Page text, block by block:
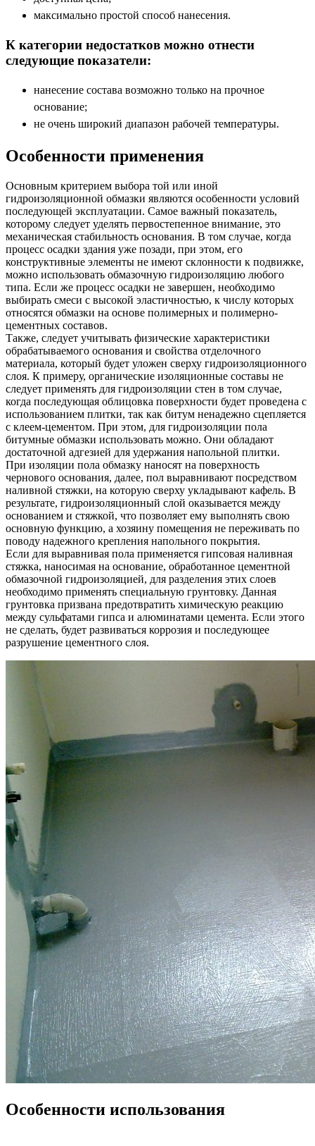
максимально простой способ нанесения.
К категории недостатков можно отнести
следующие показатели:
нанесение состава возможно только на прочное
основание;
не очень широкий диапазон рабочей температуры.
Особенности применения
Основным критерием выбора той или иной
гидроизоляционной обмазки являются особенности условий
последующей эксплуатации. Самое важный показатель,
которому следует уделять первостепенное внимание, это
механическая стабильность основания. В том случае, когда
процесс осадки здания уже позади, при этом, его
конструктивные элементы не имеют склонности к подвижке,
можно использовать обмазочную гидроизоляцию любого
типа. Если же процесс осадки не завершен, необходимо
выбирать смеси с высокой эластичностью, к числу которых
относятся обмазки на основе полимерных и полимерно-
цементных составов.
Также, следует учитывать физические характеристики
обрабатываемого основания и свойства отделочного
материала, который будет уложен сверху гидроизоляционного
слоя. К примеру, органические изоляционные составы не
следует применять для гидроизоляции стен в том случае,
когда последующая облицовка поверхности будет проведена с
использованием плитки, так как битум ненадежно сцепляется
с клеем-цементом. При этом, для гидроизоляции пола
битумные обмазки использовать можно. Они обладают
достаточной адгезией для удержания напольной плитки.
При изоляции пола обмазку наносят на поверхность
чернового основания, далее, пол выравнивают посредством
наливной стяжки, на которую сверху укладывают кафель. В
результате, гидроизоляционный слой оказывается между
основанием и стяжкой, что позволяет ему выполнять свою
основную функцию, а хозяину помещения не переживать по
поводу надежного крепления напольного покрытия.
Если для выравнивая пола применяется гипсовая наливная
стяжка, наносимая на основание, обработанное цементной
обмазочной гидроизоляцией, для разделения этих слоев
необходимо применять специальную грунтовку. Данная
грунтовка призвана предотвратить химическую реакцию
между сульфатами гипса и алюминатами цемента. Если этого
не сделать, будет развиваться коррозия и последующее
разрушение цементного слоя.
Особенности использования